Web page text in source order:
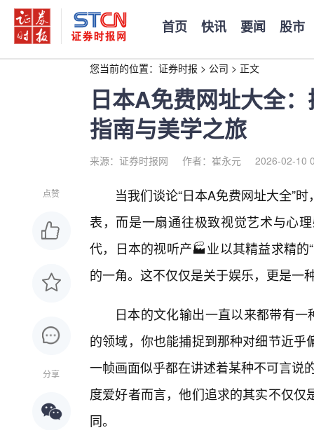
首页 快讯 要闻 股市
您当前的位置： 证券时报 > 公司 > 正文
日本A免费网址大全
指南与美学之旅
来源：证券时报网 作者：崔永元 2026-02-10
点赞
分享
当我们谈论“日本A免费网址大全”
表，而是一扇通往极致视觉艺术与心
代，日本的视听产🏭业以其精益求精
的一角。这不仅仅是关于娱乐，更是一
日本的文化输出一直以来都带有
的领域，你也能捕捉到那种对细节近
一帧画面似乎都在讲述着某种不可言说
度爱好者而言，他们追求的其实不仅
同。